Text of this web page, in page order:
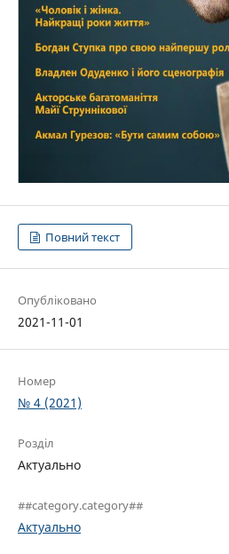
Повний текст
Опубліковано
2021-11-01
Номер
№ 4 (2021)
Розділ
Актуально
##category.category##
Актуально